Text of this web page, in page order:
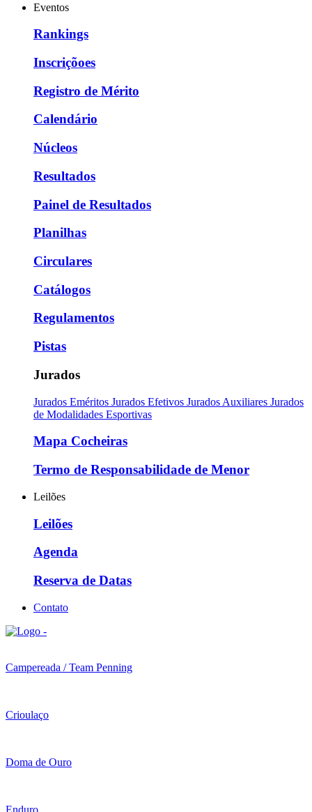
Eventos
Rankings
Inscriçõoes
Registro de Mérito
Calendário
Núcleos
Resultados
Painel de Resultados
Planilhas
Circulares
Catálogos
Regulamentos
Pistas
Jurados
Jurados Eméritos Jurados Efetivos Jurados Auxiliares Jurados
de Modalidades Esportivas
Mapa Cocheiras
Termo de Responsabilidade de Menor
Leilões
Leilões
Agenda
Reserva de Datas
Contato
Campereada / Team Penning
Crioulaço
Doma de Ouro
Enduro